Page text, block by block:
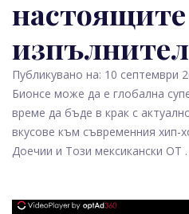
Публикувано на: 10 септември
Бионсе може да е глобална
време да бъде в крак с
вкусове към съвременния хип-
Доечии и Този мексикански OT .